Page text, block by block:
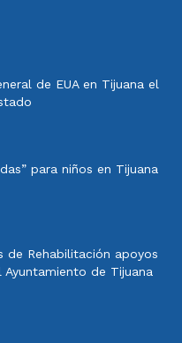
de EUA en Tijuana el
para niños en Tijuana
de Rehabilitación apoyos
de Tijuana